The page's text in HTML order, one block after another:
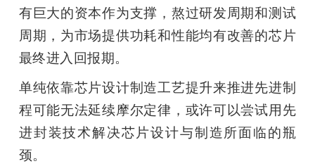
有巨大的资本作为支撑，熬过研发周期和测试
周期，为市场提供功耗和性能均有改善的芯片
最终进入回报期。
单纯依靠芯片设计制造工艺提升来推进先进制
程可能无法延续摩尔定律，或许可以尝试用先
进封装技术解决芯片设计与制造所面临的瓶
颈。